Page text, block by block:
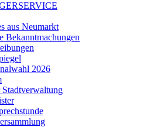
aus Neumarkt
Bekanntmachungen
2026